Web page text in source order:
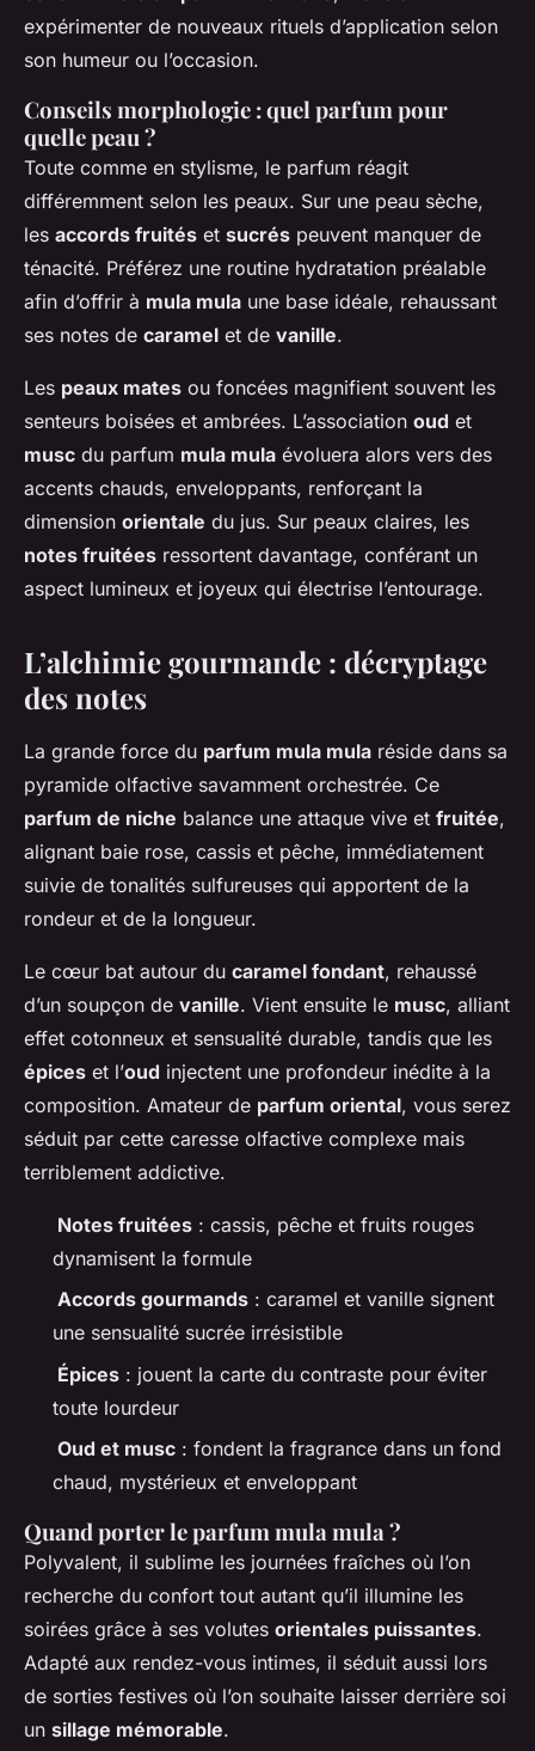
expérimenter de nouveaux rituels d’application selon
son humeur ou l’occasion.
Conseils morphologie : quel parfum pour
quelle peau ?
Toute comme en stylisme, le parfum réagit
différemment selon les peaux. Sur une peau sèche,
les accords fruités et sucrés peuvent manquer de
ténacité. Préférez une routine hydratation préalable
afin d’offrir à mula mula une base idéale, rehaussant
ses notes de caramel et de vanille.
Les peaux mates ou foncées magnifient souvent les
senteurs boisées et ambrées. L’association oud et
musc du parfum mula mula évoluera alors vers des
accents chauds, enveloppants, renforçant la
dimension orientale du jus. Sur peaux claires, les
notes fruitées ressortent davantage, conférant un
aspect lumineux et joyeux qui électrise l’entourage.
L’alchimie gourmande : décryptage
des notes
La grande force du parfum mula mula réside dans sa
pyramide olfactive savamment orchestrée. Ce
parfum de niche balance une attaque vive et fruitée,
alignant baie rose, cassis et pêche, immédiatement
suivie de tonalités sulfureuses qui apportent de la
rondeur et de la longueur.
Le cœur bat autour du caramel fondant, rehaussé
d’un soupçon de vanille. Vient ensuite le musc, alliant
effet cotonneux et sensualité durable, tandis que les
épices et l’oud injectent une profondeur inédite à la
composition. Amateur de parfum oriental, vous serez
séduit par cette caresse olfactive complexe mais
terriblement addictive.
Notes fruitées : cassis, pêche et fruits rouges
dynamisent la formule
Accords gourmands : caramel et vanille signent
une sensualité sucrée irrésistible
Épices : jouent la carte du contraste pour éviter
toute lourdeur
Oud et musc : fondent la fragrance dans un fond
chaud, mystérieux et enveloppant
Quand porter le parfum mula mula ?
Polyvalent, il sublime les journées fraîches où l’on
recherche du confort tout autant qu’il illumine les
soirées grâce à ses volutes orientales puissantes.
Adapté aux rendez-vous intimes, il séduit aussi lors
de sorties festives où l’on souhaite laisser derrière soi
un sillage mémorable.